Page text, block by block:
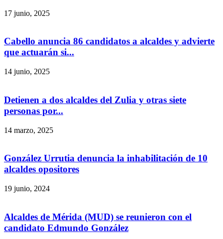
17 junio, 2025
Cabello anuncia 86 candidatos a alcaldes y advierte
que actuarán si...
14 junio, 2025
Detienen a dos alcaldes del Zulia y otras siete
personas por...
14 marzo, 2025
González Urrutia denuncia la inhabilitación de 10
alcaldes opositores
19 junio, 2024
Alcaldes de Mérida (MUD) se reunieron con el
candidato Edmundo González